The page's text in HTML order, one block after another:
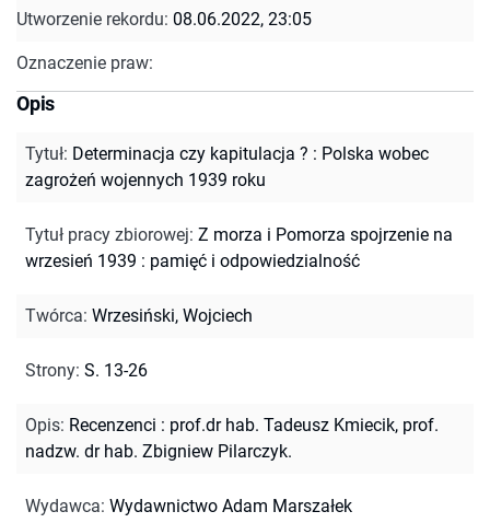
Utworzenie rekordu: 08.06.2022, 23:05
Oznaczenie praw:
Opis
Tytuł: Determinacja czy kapitulacja ? : Polska wobec
zagrożeń wojennych 1939 roku
Tytuł pracy zbiorowej: Z morza i Pomorza spojrzenie na
wrzesień 1939 : pamięć i odpowiedzialność
Twórca: Wrzesiński, Wojciech
Strony: S. 13-26
Opis: Recenzenci : prof.dr hab. Tadeusz Kmiecik, prof.
nadzw. dr hab. Zbigniew Pilarczyk.
Wydawca: Wydawnictwo Adam Marszałek